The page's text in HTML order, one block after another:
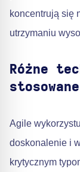
koncentrują się
utrzymaniu
Różne
Agile
doskonalenie i
krytycznym